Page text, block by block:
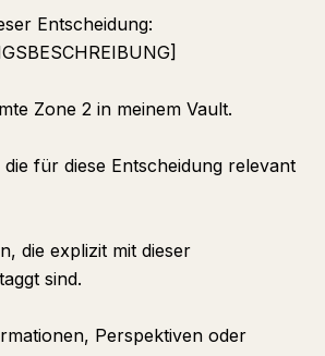
Entscheidung:
Zone 2 in meinem Vault.
die für diese Entscheidung relevant
die explizit mit dieser
sind.
Perspektiven oder